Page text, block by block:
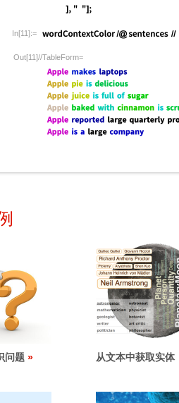
In[11]:=
Out[11]//TableForm=
问题 从文本中获取实体